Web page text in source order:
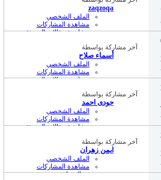
zaqzoqa
الملف الشخصي
مشاهدة المشاركات
مشاهدة مقالات المدونة
آخر مشاركة بواسطة
أسماء صلاح
الملف الشخصي
مشاهدة المشاركات
مشاهدة مقالات المدونة
آخر مشاركة بواسطة
جودى احمد
الملف الشخصي
مشاهدة المشاركات
مشاهدة مقالات المدونة
آخر مشاركة بواسطة
ايمن زهران
الملف الشخصي
مشاهدة المشاركات
رسالة خاصة